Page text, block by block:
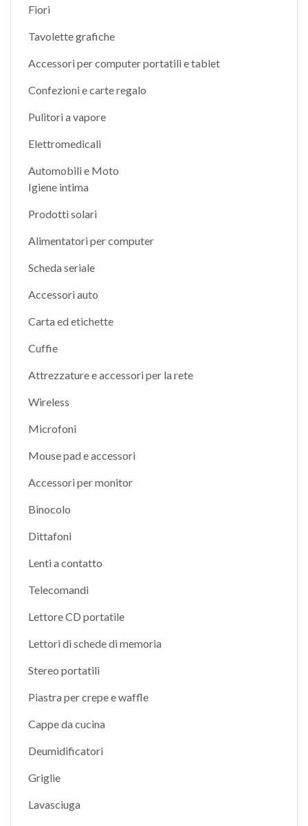
Fiori
Tavolette grafiche
Accessori per computer portatili e tablet
Confezioni e carte regalo
Pulitori a vapore
Elettromedicali
Automobili e Moto
Igiene intima
Prodotti solari
Alimentatori per computer
Scheda seriale
Accessori auto
Carta ed etichette
Cuffie
Attrezzature e accessori per la rete
Wireless
Microfoni
Mouse pad e accessori
Accessori per monitor
Binocolo
Dittafoni
Lenti a contatto
Telecomandi
Lettore CD portatile
Lettori di schede di memoria
Stereo portatili
Piastra per crepe e waffle
Cappe da cucina
Deumidificatori
Griglie
Lavasciuga